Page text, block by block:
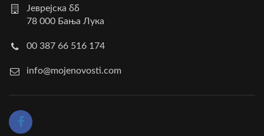
Јеврејска бб
78 000 Бања Лука
00 387 66 516 174
info@mojenovosti.com